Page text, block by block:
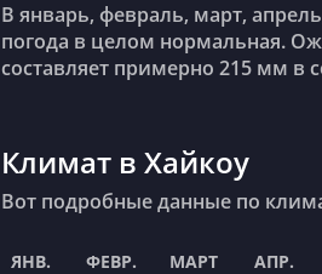
В январь, февраль, март, апрель, май, июнь, июль, август, сентябрь, октябрь, ноябрь, декабрь
погода в целом нормальная.
составляет примерно 215 мм в
Климат в Хайкоу
Вот подробные данные по
ЯНВ. ФЕВР. МАРТ АПР.